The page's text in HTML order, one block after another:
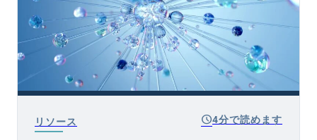
リソース schedule4分で読めます